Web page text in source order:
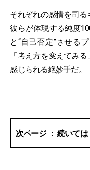
それぞれの感情を司る
彼らが体現する純度
と“自己否定”させる
「考え方を変えてみ
感じられる絶妙手だ。
続いては